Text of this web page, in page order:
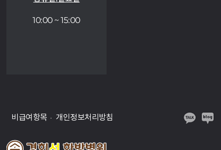
10:00 ~ 15:00
비급여항목 개인정보처리방침